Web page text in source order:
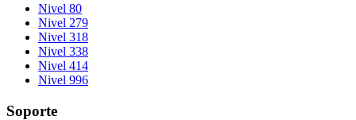
Nivel 80
Nivel 279
Nivel 318
Nivel 338
Nivel 414
Nivel 996
Soporte